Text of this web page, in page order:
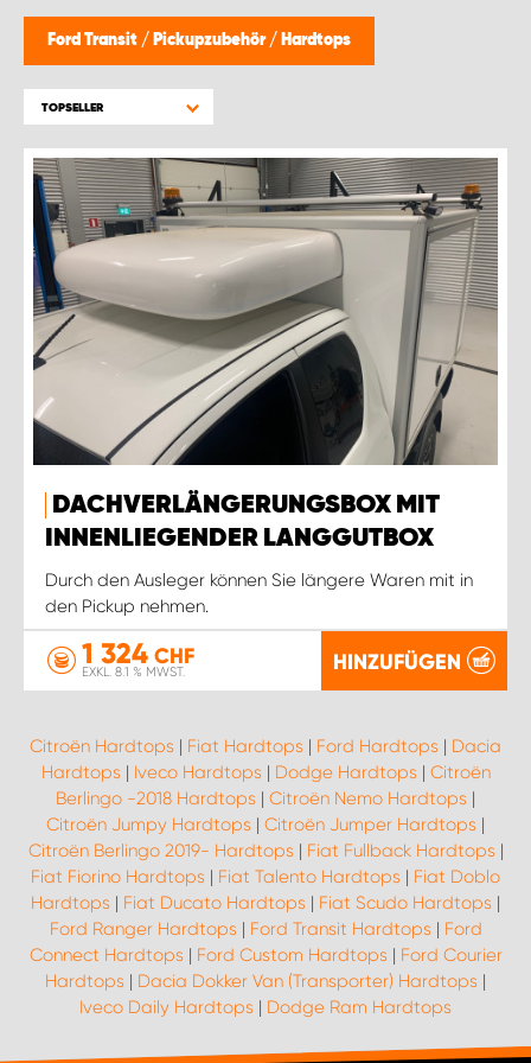
Ford Transit / Pickupzubehör / Hardtops
TOPSELLER
DACHVERLÄNGERUNGSBOX MIT
INNENLIEGENDER LANGGUTBOX
Durch den Ausleger können Sie längere Waren mit in
den Pickup nehmen.
1 324 CHF
EXKL. 8.1 % MWST. HINZUFÜGEN
Citroën Hardtops | Fiat Hardtops | Ford Hardtops | Dacia
Hardtops | Iveco Hardtops | Dodge Hardtops | Citroën
Berlingo -2018 Hardtops | Citroën Nemo Hardtops |
Citroën Jumpy Hardtops | Citroën Jumper Hardtops |
Citroën Berlingo 2019- Hardtops | Fiat Fullback Hardtops |
Fiat Fiorino Hardtops | Fiat Talento Hardtops | Fiat Doblo
Hardtops | Fiat Ducato Hardtops | Fiat Scudo Hardtops |
Ford Ranger Hardtops | Ford Transit Hardtops | Ford
Connect Hardtops | Ford Custom Hardtops | Ford Courier
Hardtops | Dacia Dokker Van (Transporter) Hardtops |
Iveco Daily Hardtops | Dodge Ram Hardtops